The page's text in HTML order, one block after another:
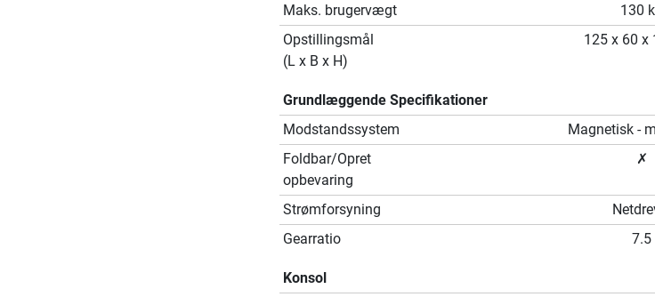
Maks. brugervægt
130
Opstillingsmål
(L x B x H)
125 x 60 x
Grundlæggende Specifikationer
Modstandssystem
Magnetisk -
Foldbar/Opret
opbevaring
✗
Strømforsyning
Gearratio
7.5
Konsol